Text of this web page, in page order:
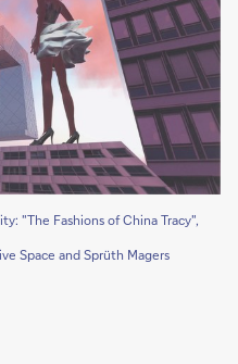
"The Fashions of China Tracy",
Space and Sprüth Magers